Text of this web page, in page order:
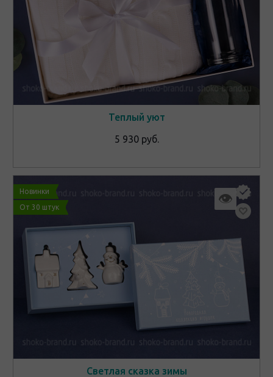
Теплый уют
5 930 руб.
Новинки
От 30 штук
👁
Светлая сказка зимы